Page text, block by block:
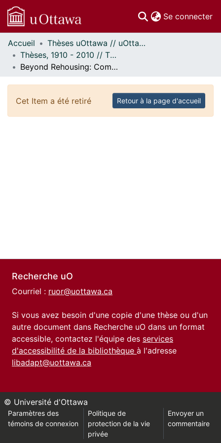
Se connecter
Communautés
et collections
Parcourir
Statistiques
À propos
Accueil
Thèses uOttawa // uOttawa Theses
Thèses, 1910 - 2010 // Theses, 1910 - 2010
Beyond Rehousing: Community Integration of Women Who Have Experienced Homelessness
Cet Item a été retiré Retour à la page d'accueil
Recherche uO
Courriel : ruor@uottawa.ca
Si vous avez besoin d'une copie d'une thèse ou d'un
autre document dans Recherche uO dans un format
accessible, contactez l'équipe des services
d'accessibilité de la bibliothèque à l'adresse
libadapt@uottawa.ca
© Université d'Ottawa
Paramètres des
témoins de connexion
Politique de
protection de la vie
privée
Envoyer un
commentaire